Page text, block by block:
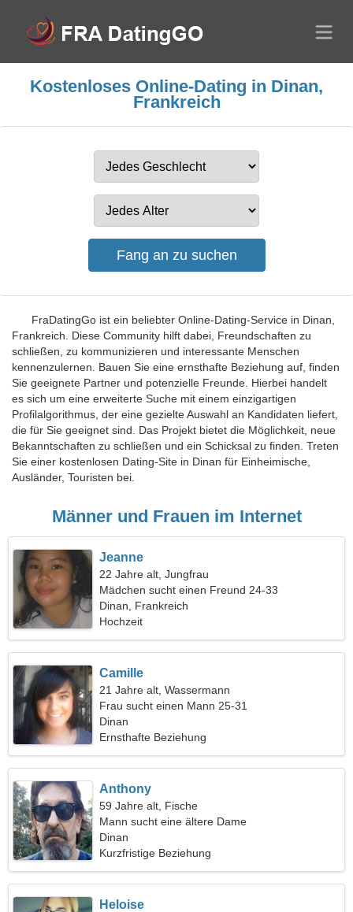
Kostenloses Online-Dating in Dinan,
Frankreich
FraDatingGo ist ein beliebter Online-Dating-Service in Dinan,
Frankreich. Diese Community hilft dabei, Freundschaften zu
schließen, zu kommunizieren und interessante Menschen
kennenzulernen. Bauen Sie eine ernsthafte Beziehung auf, finden
Sie geeignete Partner und potenzielle Freunde. Hierbei handelt
es sich um eine erweiterte Suche mit einem einzigartigen
Profilalgorithmus, der eine gezielte Auswahl an Kandidaten liefert,
die für Sie geeignet sind. Das Projekt bietet die Möglichkeit, neue
Bekanntschaften zu schließen und ein Schicksal zu finden. Treten
Sie einer kostenlosen Dating-Site in Dinan für Einheimische,
Ausländer, Touristen bei.
Männer und Frauen im Internet
Jeanne
22 Jahre alt, Jungfrau
Mädchen sucht einen Freund 24-33
Dinan, Frankreich
Hochzeit
Camille
21 Jahre alt, Wassermann
Frau sucht einen Mann 25-31
Dinan
Ernsthafte Beziehung
Anthony
59 Jahre alt, Fische
Mann sucht eine ältere Dame
Dinan
Kurzfristige Beziehung
Heloise